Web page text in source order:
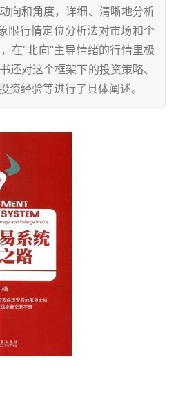
向和角度，详细、清晰地分析
限行情定位分析法对市场和个
在“北向”主导情绪的行情里极
还对这个框架下的投资策略、
资经验等进行了具体阐述。